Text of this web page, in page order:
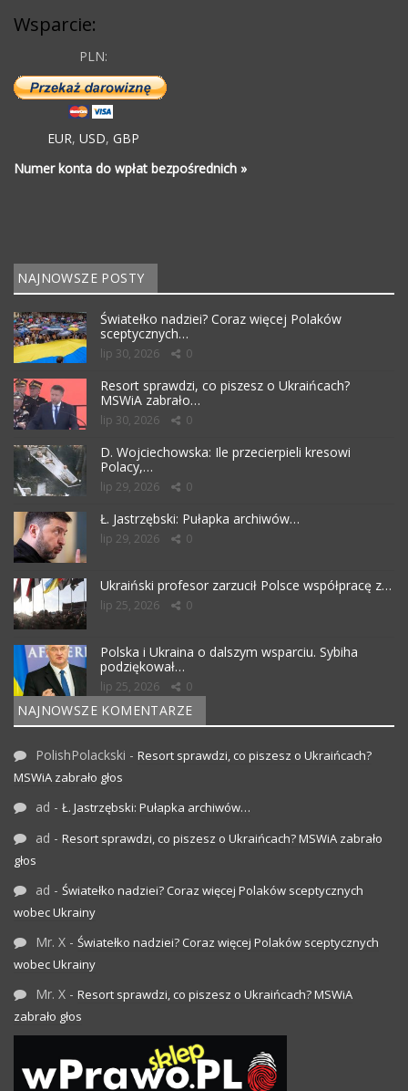
Wsparcie:
PLN:
EUR, USD, GBP
Numer konta do wpłat bezpośrednich »
NAJNOWSZE POSTY
Światełko nadziei? Coraz więcej Polaków
sceptycznych…
lip 30, 2026 0
Resort sprawdzi, co piszesz o Ukraińcach?
MSWiA zabrało…
lip 30, 2026 0
D. Wojciechowska: Ile przecierpieli kresowi
Polacy,…
lip 29, 2026 0
Ł. Jastrzębski: Pułapka archiwów…
lip 29, 2026 0
Ukraiński profesor zarzucił Polsce współpracę z…
lip 25, 2026 0
Polska i Ukraina o dalszym wsparciu. Sybiha
podziękował…
lip 25, 2026 0
NAJNOWSZE KOMENTARZE
PolishPolackski - Resort sprawdzi, co piszesz o Ukraińcach?
MSWiA zabrało głos
ad - Ł. Jastrzębski: Pułapka archiwów…
ad - Resort sprawdzi, co piszesz o Ukraińcach? MSWiA zabrało
głos
ad - Światełko nadziei? Coraz więcej Polaków sceptycznych
wobec Ukrainy
Mr. X - Światełko nadziei? Coraz więcej Polaków sceptycznych
wobec Ukrainy
Mr. X - Resort sprawdzi, co piszesz o Ukraińcach? MSWiA
zabrało głos